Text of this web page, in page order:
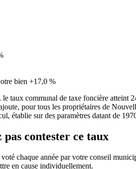
bien +17,0 %
taux communal de taxe foncière atteint
pour tous les propriétaires de
établie sur des paramètres datant de
contester ce taux
chaque année par votre conseil
en cause individuellement.